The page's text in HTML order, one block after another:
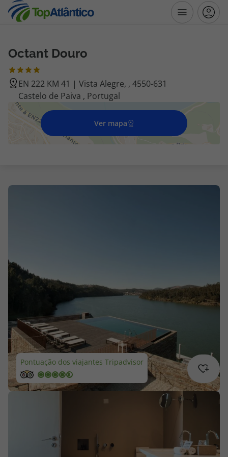
Destinos
Voos
Hotéis
Voos + Hotel
Promoções
Especialistas
Cheque Viagem
Rede de Lojas
Blog TopViagens
Octant Douro
EN 222 KM 41 | Vista Alegre, , 4550-631
Castelo de Paiva , Portugal
Ver mapa
Pontuação dos viajantes Tripadvisor